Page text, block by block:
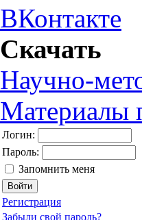
ВКонтакте
Скачать
Научно-
Материалы
Логин:
Пароль:
Запомнить меня
Регистрация
Забыли свой пароль?